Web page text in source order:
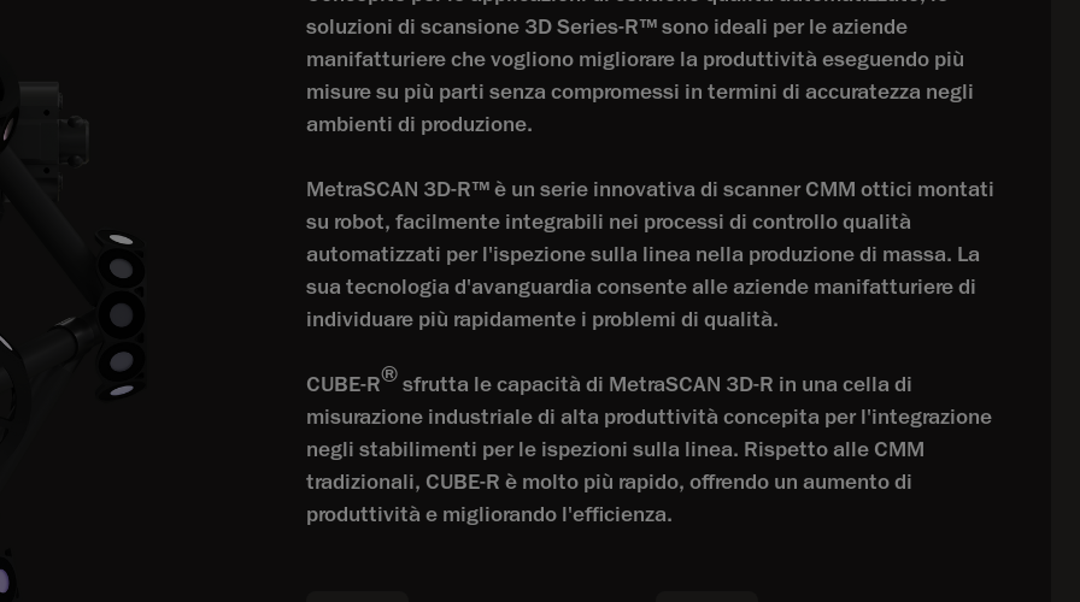
soluzioni di scansione 3D Series-R™ sono ideali per le aziende
manifatturiere che vogliono migliorare la produttività eseguendo più
misure su più parti senza compromessi in termini di accuratezza negli
ambienti di produzione.
MetraSCAN 3D-R™ è un serie innovativa di scanner CMM ottici montati
su robot, facilmente integrabili nei processi di controllo qualità
automatizzati per l'ispezione sulla linea nella produzione di massa. La
sua tecnologia d'avanguardia consente alle aziende manifatturiere di
individuare più rapidamente i problemi di qualità.
CUBE-R®sfrutta le capacità di MetraSCAN 3D-R in una cella di
misurazione industriale di alta produttività concepita per l'integrazione
negli stabilimenti per le ispezioni sulla linea. Rispetto alle CMM
tradizionali, CUBE-R è molto più rapido, offrendo un aumento di
produttività e migliorando l'efficienza.